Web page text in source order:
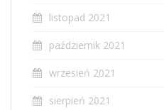
listopad 2021
październik 2021
wrzesień 2021
sierpień 2021